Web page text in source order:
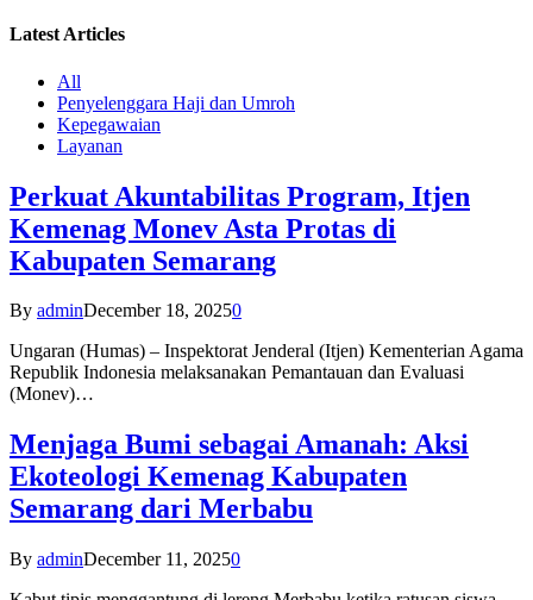
Latest Articles
All
Penyelenggara Haji dan Umroh
Kepegawaian
Layanan
Perkuat Akuntabilitas Program, Itjen
Kemenag Monev Asta Protas di
Kabupaten Semarang
By adminDecember 18, 20250
Ungaran (Humas) – Inspektorat Jenderal (Itjen) Kementerian Agama
Republik Indonesia melaksanakan Pemantauan dan Evaluasi
(Monev)…
Menjaga Bumi sebagai Amanah: Aksi
Ekoteologi Kemenag Kabupaten
Semarang dari Merbabu
By adminDecember 11, 20250